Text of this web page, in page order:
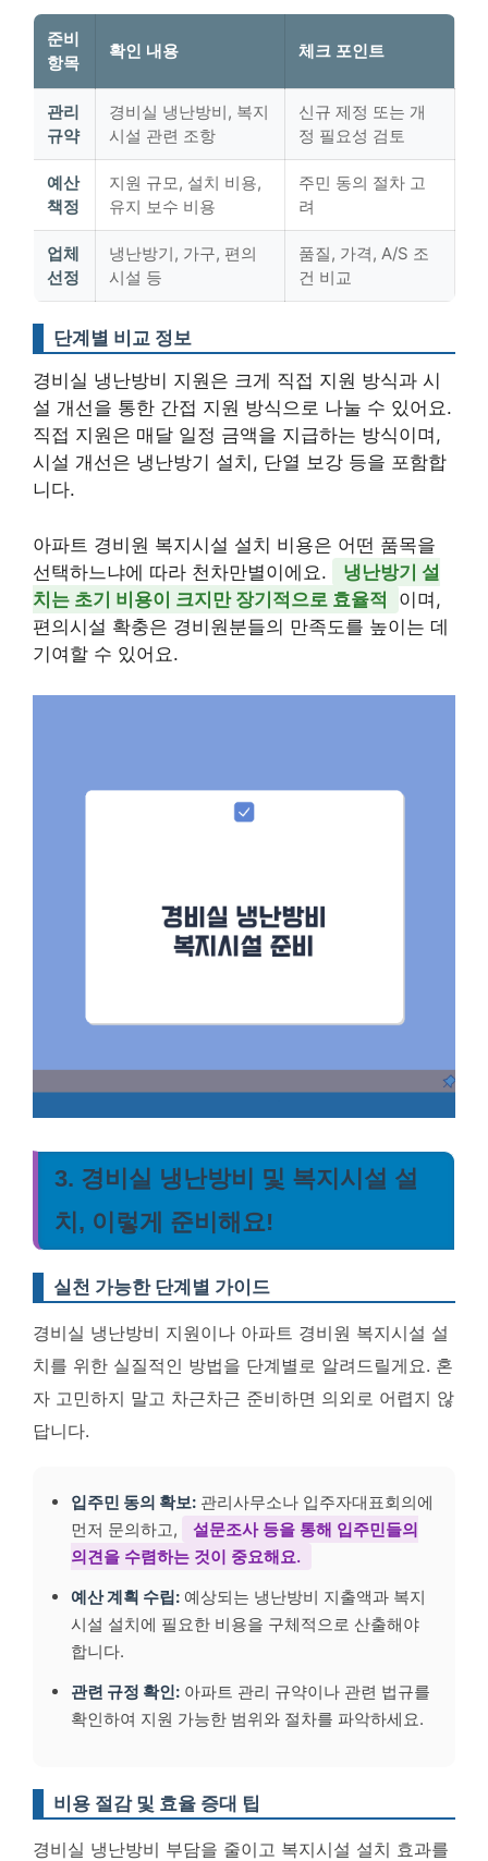
준비
항목
확인 내용 체크 포인트
관리
규약
경비실 냉난방비, 복지
시설 관련 조항
신규 제정 또는 개
정 필요성 검토
예산
책정
지원 규모, 설치 비용,
유지 보수 비용
주민 동의 절차 고
려
업체
선정
냉난방기, 가구, 편의
시설 등
품질, 가격, A/S 조
건 비교
단계별 비교 정보
경비실 냉난방비 지원은 크게 직접 지원 방식과 시
설 개선을 통한 간접 지원 방식으로 나눌 수 있어요.
직접 지원은 매달 일정 금액을 지급하는 방식이며,
시설 개선은 냉난방기 설치, 단열 보강 등을 포함합
니다.
아파트 경비원 복지시설 설치 비용은 어떤 품목을
선택하느냐에 따라 천차만별이에요.
냉난방기 설
치는 초기 비용이 크지만 장기적으로 효율적
이며,
편의시설 확충은 경비원분들의 만족도를 높이는 데
기여할 수 있어요.
3. 경비실 냉난방비 및 복지시설 설
치, 이렇게 준비해요!
실천 가능한 단계별 가이드
경비실 냉난방비 지원이나 아파트 경비원 복지시설 설
치를 위한 실질적인 방법을 단계별로 알려드릴게요. 혼
자 고민하지 말고 차근차근 준비하면 의외로 어렵지 않
답니다.
입주민 동의 확보: 관리사무소나 입주자대표회의에
먼저 문의하고,
설문조사 등을 통해 입주민들의
의견을 수렴하는 것이 중요해요.
예산 계획 수립: 예상되는 냉난방비 지출액과 복지
시설 설치에 필요한 비용을 구체적으로 산출해야
합니다.
관련 규정 확인: 아파트 관리 규약이나 관련 법규를
확인하여 지원 가능한 범위와 절차를 파악하세요.
비용 절감 및 효율 증대 팁
경비실 냉난방비 부담을 줄이고 복지시설 설치 효과를